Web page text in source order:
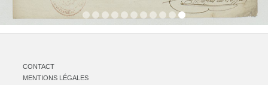
CONTACT
MENTIONS LÉGALES